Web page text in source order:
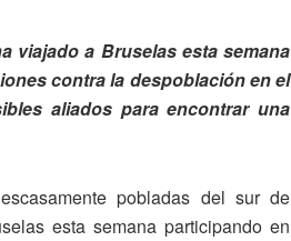
viajado a Bruselas esta semana
contra la despoblación en el
aliados para encontrar una
pobladas del sur de
esta semana participando en